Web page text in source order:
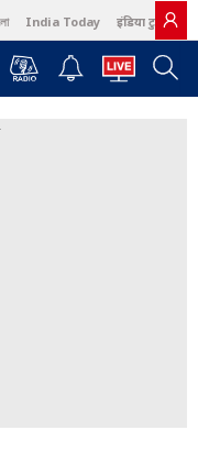
India Today इंडिया टुडे हिंदी